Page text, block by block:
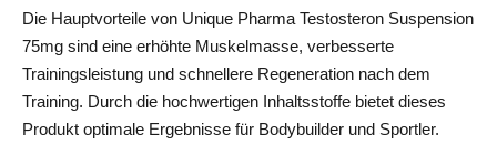
Die Hauptvorteile von Unique Pharma Testosteron Suspension
75mg sind eine erhöhte Muskelmasse, verbesserte
Trainingsleistung und schnellere Regeneration nach dem
Training. Durch die hochwertigen Inhaltsstoffe bietet dieses
Produkt optimale Ergebnisse für Bodybuilder und Sportler.